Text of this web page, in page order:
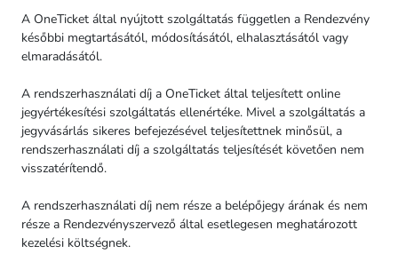
A OneTicket által nyújtott szolgáltatás független a Rendezvény
későbbi megtartásától, módosításától, elhalasztásától vagy
elmaradásától.
A rendszerhasználati díj a OneTicket által teljesített online
jegyértékesítési szolgáltatás ellenértéke. Mivel a szolgáltatás a
jegyvásárlás sikeres befejezésével teljesítettnek minősül, a
rendszerhasználati díj a szolgáltatás teljesítését követően nem
visszatérítendő.
A rendszerhasználati díj nem része a belépőjegy árának és nem
része a Rendezvényszervező által esetlegesen meghatározott
kezelési költségnek.